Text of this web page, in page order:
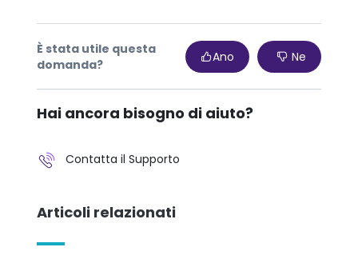
È stata utile questa
domanda?
Ano Ne
Hai ancora bisogno di aiuto?
Contatta il Supporto
Articoli relazionati